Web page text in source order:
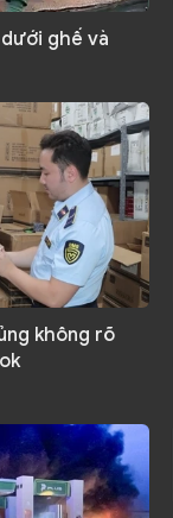
ghế và
không rõ